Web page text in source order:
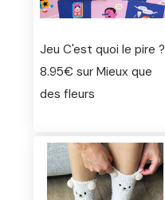
Jeu C'est quoi le pire ?
8.95€ sur Mieux que
des fleurs